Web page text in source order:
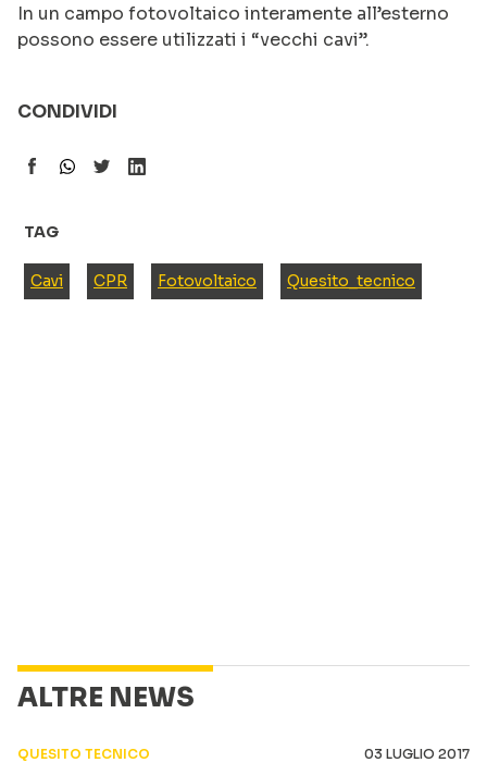
In un campo fotovoltaico interamente all’esterno
possono essere utilizzati i “vecchi cavi”.
CONDIVIDI
TAG
Cavi CPR Fotovoltaico Quesito_tecnico
ALTRE NEWS
QUESITO TECNICO 03 LUGLIO 2017